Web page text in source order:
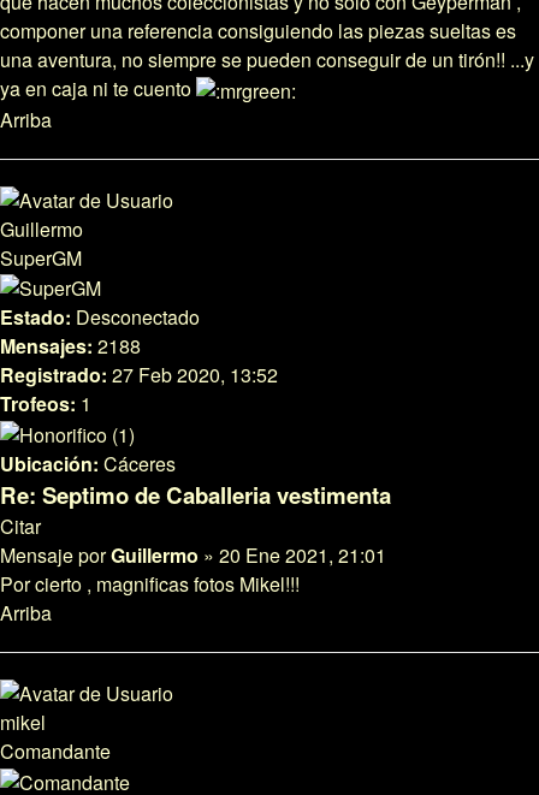
componer una referencia consiguiendo las piezas sueltas es
una aventura, no siempre se pueden conseguir de un tirón!! ...y
ya en caja ni te cuento
Arriba
Guillermo
SuperGM
Estado: Desconectado
Mensajes: 2188
Registrado: 27 Feb 2020, 13:52
Trofeos: 1
Ubicación: Cáceres
Re: Septimo de Caballeria vestimenta
Citar
MensajeporGuillermo » 20 Ene 2021, 21:01
Por cierto , magnificas fotos Mikel!!!
Arriba
mikel
Comandante